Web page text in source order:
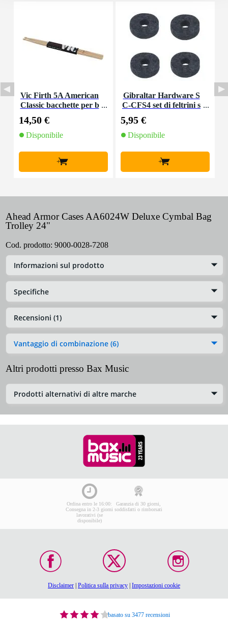
Vic Firth 5A American
Classic bacchette per b
no con punta in legno
14,50 €
Disponibile
+
Gibraltar Hardware S
C-CFS4 set di feltrini s
5,95 €
Disponibile
+
Ahead Armor Cases AA6024W Deluxe Cymbal Bag
Trolley 24"
Cod. prodotto: 9000-0028-7208
Informazioni sul prodotto
Specifiche
Recensioni (1)
Vantaggio di combinazione (6)
Altri prodotti presso Bax Music
Prodotti alternativi di altre marche
Ordina entro le 16:00:
Consegna in 2-3 giorni
lavorativi (se
disponibile)
Garanzia di 30 giorni,
soddisfatti o rimborsati
Disclaimer Politica sulla privacy Impostazioni cookie
basato su 3477 recensioni